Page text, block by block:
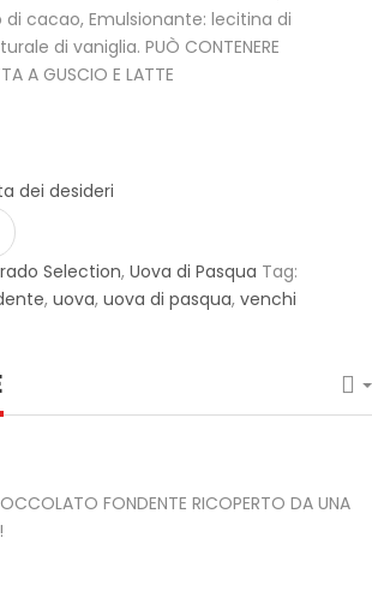
di cacao, Emulsionante: lecitina di
di vaniglia. PUÒ CONTENERE
A GUSCIO E LATTE
dei desideri
Selection, Uova di Pasqua Tag:
, uova, uova di pasqua, venchi
FONDENTE RICOPERTO DA UNA